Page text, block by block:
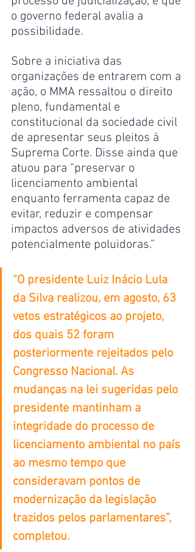
o governo federal avalia a
possibilidade.
Sobre a iniciativa das
organizações de entrarem com a
ação, o MMA ressaltou o direito
pleno, fundamental e
constitucional da sociedade civil
de apresentar seus pleitos à
Suprema Corte. Disse ainda que
atuou para “preservar o
licenciamento ambiental
enquanto ferramenta capaz de
evitar, reduzir e compensar
impactos adversos de atividades
potencialmente poluidoras.”
“O presidente Luiz Inácio Lula
da Silva realizou, em agosto, 63
vetos estratégicos ao projeto,
dos quais 52 foram
posteriormente rejeitados pelo
Congresso Nacional. As
mudanças na lei sugeridas pelo
presidente mantinham a
integridade do processo de
licenciamento ambiental no país
ao mesmo tempo que
consideravam pontos de
modernização da legislação
trazidos pelos parlamentares”,
completou.